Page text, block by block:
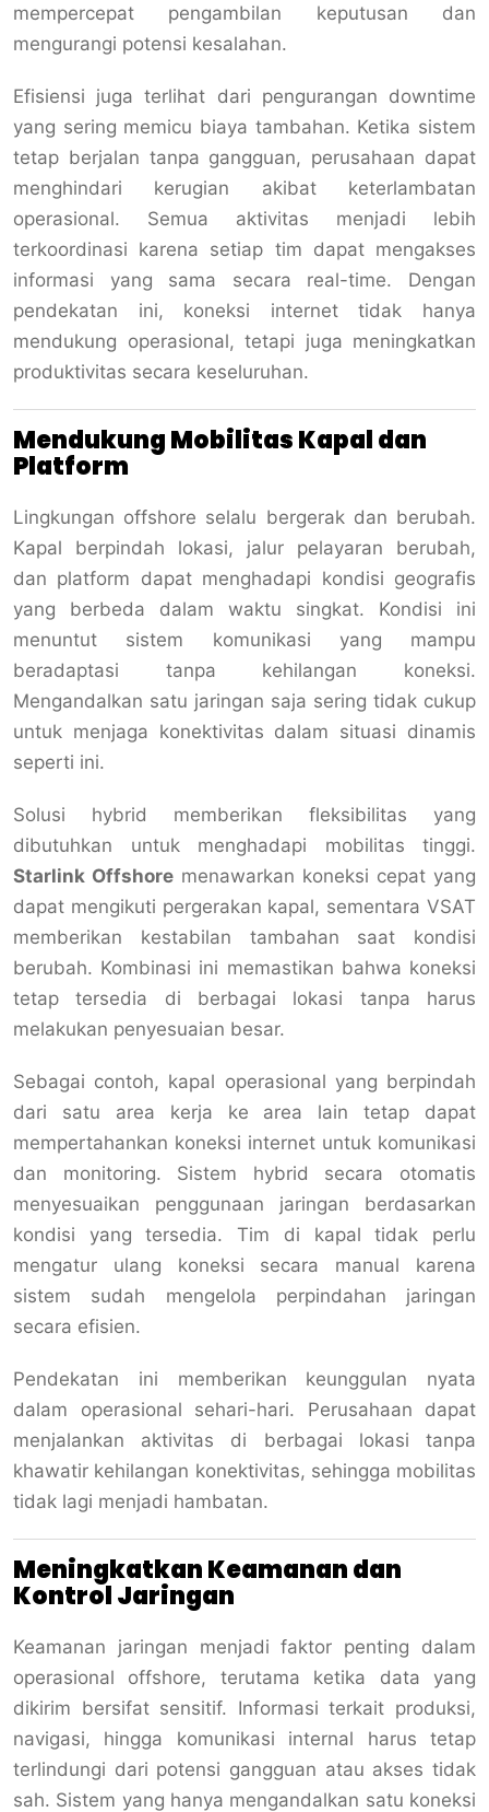
mempercepat pengambilan keputusan dan
mengurangi potensi kesalahan.
Efisiensi juga terlihat dari pengurangan downtime
yang sering memicu biaya tambahan. Ketika sistem
tetap berjalan tanpa gangguan, perusahaan dapat
menghindari kerugian akibat keterlambatan
operasional. Semua aktivitas menjadi lebih
terkoordinasi karena setiap tim dapat mengakses
informasi yang sama secara real-time. Dengan
pendekatan ini, koneksi internet tidak hanya
mendukung operasional, tetapi juga meningkatkan
produktivitas secara keseluruhan.
Mendukung Mobilitas Kapal dan
Platform
Lingkungan offshore selalu bergerak dan berubah.
Kapal berpindah lokasi, jalur pelayaran berubah,
dan platform dapat menghadapi kondisi geografis
yang berbeda dalam waktu singkat. Kondisi ini
menuntut sistem komunikasi yang mampu
beradaptasi tanpa kehilangan koneksi.
Mengandalkan satu jaringan saja sering tidak cukup
untuk menjaga konektivitas dalam situasi dinamis
seperti ini.
Solusi hybrid memberikan fleksibilitas yang
dibutuhkan untuk menghadapi mobilitas tinggi.
Starlink Offshore menawarkan koneksi cepat yang
dapat mengikuti pergerakan kapal, sementara VSAT
memberikan kestabilan tambahan saat kondisi
berubah. Kombinasi ini memastikan bahwa koneksi
tetap tersedia di berbagai lokasi tanpa harus
melakukan penyesuaian besar.
Sebagai contoh, kapal operasional yang berpindah
dari satu area kerja ke area lain tetap dapat
mempertahankan koneksi internet untuk komunikasi
dan monitoring. Sistem hybrid secara otomatis
menyesuaikan penggunaan jaringan berdasarkan
kondisi yang tersedia. Tim di kapal tidak perlu
mengatur ulang koneksi secara manual karena
sistem sudah mengelola perpindahan jaringan
secara efisien.
Pendekatan ini memberikan keunggulan nyata
dalam operasional sehari-hari. Perusahaan dapat
menjalankan aktivitas di berbagai lokasi tanpa
khawatir kehilangan konektivitas, sehingga mobilitas
tidak lagi menjadi hambatan.
Meningkatkan Keamanan dan
Kontrol Jaringan
Keamanan jaringan menjadi faktor penting dalam
operasional offshore, terutama ketika data yang
dikirim bersifat sensitif. Informasi terkait produksi,
navigasi, hingga komunikasi internal harus tetap
terlindungi dari potensi gangguan atau akses tidak
sah. Sistem yang hanya mengandalkan satu koneksi